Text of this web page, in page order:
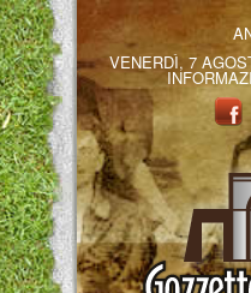
VENERDÌ, 7